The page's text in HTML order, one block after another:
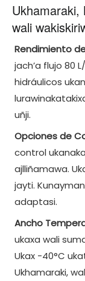
Ukhamaraki,
wali
Rendimiento
jach’a flujo 80
hidráulicos
uñji.
Opciones de
control
ajlliñamawa.
jayti.
adaptasi.
Ancho
ukaxa wali
Ukax -40°C
Ukhamaraki,